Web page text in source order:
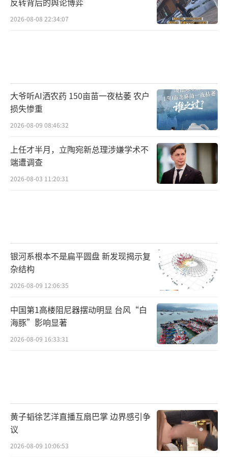
2026-08-08 22:34:07
大爷听AI洒农药 150亩苗一夜枯萎 农户
损失惨重
2026-08-09 08:46:32
上任才半月，立陶宛新总理涉嫌学术不
端遭调查
2026-08-03 11:20:31
银河系根本不是扁平圆盘 新发现揭示复
杂结构
2026-08-09 12:06:35
中国第1高楼阻尼器摆动明显 台风“白
海豚”影响显著
2026-08-09 16:33:31
黄子韬徐艺洋直播互扇巴掌 边界感引争
议
2026-08-09 10:06:53